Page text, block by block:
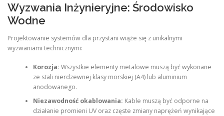
Wyzwania Inżynieryjne: Środowisko
Wodne
Projektowanie systemów dla przystani wiąże się z unikalnymi
wyzwaniami technicznymi:
Korozja: Wszystkie elementy metalowe muszą być wykonane
ze stali nierdzewnej klasy morskiej (A4) lub aluminium
anodowanego.
Niezawodność okablowania: Kable muszą być odporne na
działanie promieni UV oraz częste zmiany naprężeń wynikające